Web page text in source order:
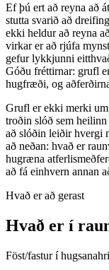
Ef þú ert að reyna að
stutta svarið að
ekki heldur að reyna
virkar er að rjúfa
gefur lykkjunni
Góðu fréttirnar: grufl
hugfræði, og
Grufl er ekki merki
troðin slóð sem
að slóðin leiðir hvergi
að neðan: hvað er
hugræna
að fá einhvern annan
Hvað er að gerast
Hvað er í
Föst/fastur í